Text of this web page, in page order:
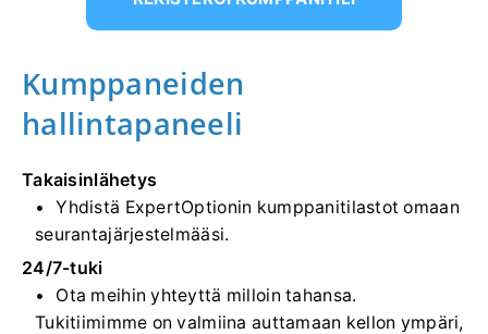
Kumppaneiden
hallintapaneeli
Takaisinlähetys
Yhdistä ExpertOptionin kumppanitilastot omaan
seurantajärjestelmääsi.
24/7-tuki
Ota meihin yhteyttä milloin tahansa.
Tukitiimimme on valmiina auttamaan kellon ympäri,